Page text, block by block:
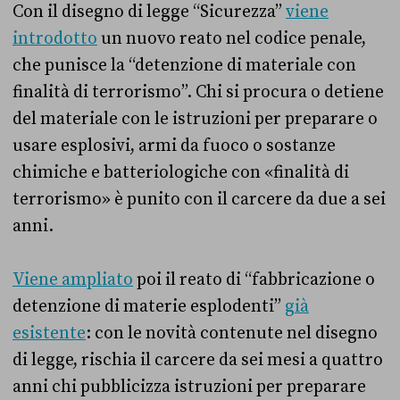
Con il disegno di legge “Sicurezza” viene
introdotto un nuovo reato nel codice penale,
che punisce la “detenzione di materiale con
finalità di terrorismo”. Chi si procura o detiene
del materiale con le istruzioni per preparare o
usare esplosivi, armi da fuoco o sostanze
chimiche e batteriologiche con «finalità di
terrorismo» è punito con il carcere da due a sei
anni.
Viene ampliato poi il reato di “fabbricazione o
detenzione di materie esplodenti” già
esistente: con le novità contenute nel disegno
di legge, rischia il carcere da sei mesi a quattro
anni chi pubblicizza istruzioni per preparare